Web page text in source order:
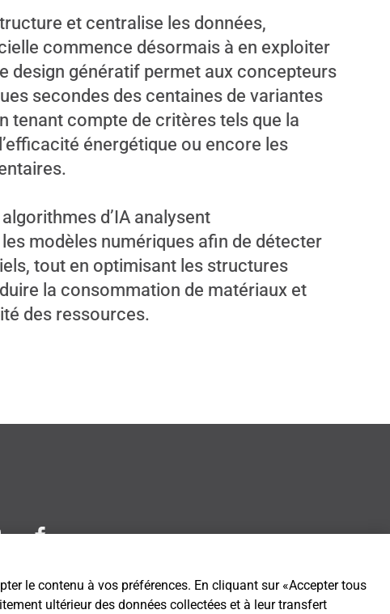
et centralise les données,
commence désormais à en exploiter
design génératif permet aux concepteurs
secondes des centaines de variantes
tenant compte de critères tels que la
énergétique ou encore les
d’IA analysent
modèles numériques afin de détecter
tout en optimisant les structures
la consommation de matériaux et
des ressources.
le contenu à vos préférences. En cliquant sur «Accepter tous
ultérieur des données collectées et à leur transfert